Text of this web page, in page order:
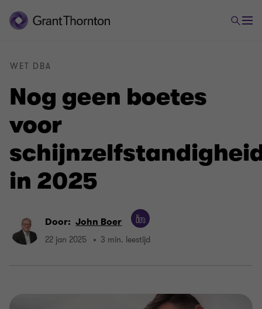
Nog geen boetes
voor
in 2025
WET DBA
Door: John Boer
22 jan 2025 3 min. leestijd